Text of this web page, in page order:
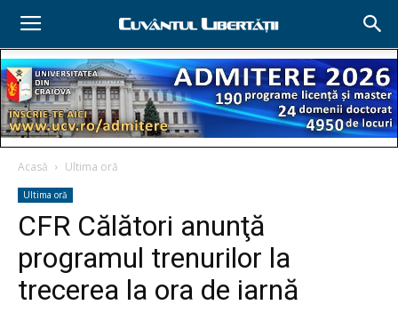
Acasă Ultima oră
Ultima oră
CFR Călători anunţă
programul trenurilor la
trecerea la ora de iarnă